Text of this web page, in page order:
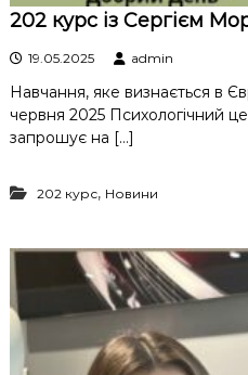
202 курс із Сергієм
19.05.2025 admin
Навчання, яке визнається в
червня 2025 Психологічний
запрошує на […]
202 курс, Новини